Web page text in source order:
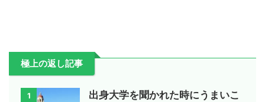
極上の返し記事
1
出身大学を聞かれた時にうまいこ